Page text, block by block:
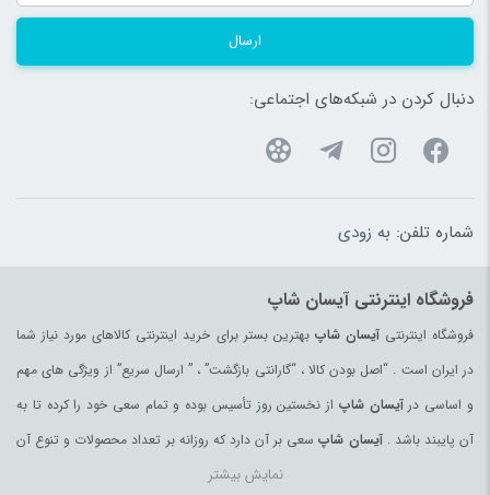
ارسال
دنبال کردن در شبکه‌های اجتماعی:
شماره تلفن: به زودی
فروشگاه اینترنتی آیسان شاپ
فروشگاه اینترنتیآیسان شاپبهترین بستر برای خرید اینترنتی کالاهای مورد نیاز شما
در ایران است . “اصل بودن کالا ، “گارانتی بازگشت” ، ” ارسال سریع” از ویژگی های مهم
و اساسی درآیسان شاپ از نخستین روز تأسیس بوده و تمام سعی خود را کرده تا به
آن پایبند باشد .آیسان شاپ سعی بر آن دارد که روزانه بر تعداد محصولات و تنوع آن
بیفزاید تا بتواند نیاز همه ی افراد با هر نوع سلیقه را در خرید محصولات اینترنتی مرتفع
نمایش بیشتر